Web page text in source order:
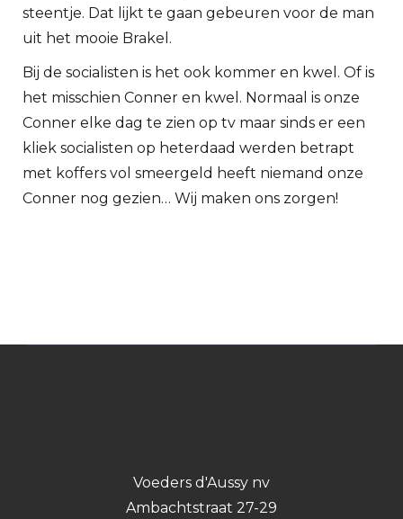
steentje. Dat lijkt te gaan gebeuren voor de man
uit het mooie Brakel.
Bij de socialisten is het ook kommer en kwel. Of is
het misschien Conner en kwel. Normaal is onze
Conner elke dag te zien op tv maar sinds er een
kliek socialisten op heterdaad werden betrapt
met koffers vol smeergeld heeft niemand onze
Conner nog gezien… Wij maken ons zorgen!
Voeders d'Aussy nv
Ambachtstraat 27-29